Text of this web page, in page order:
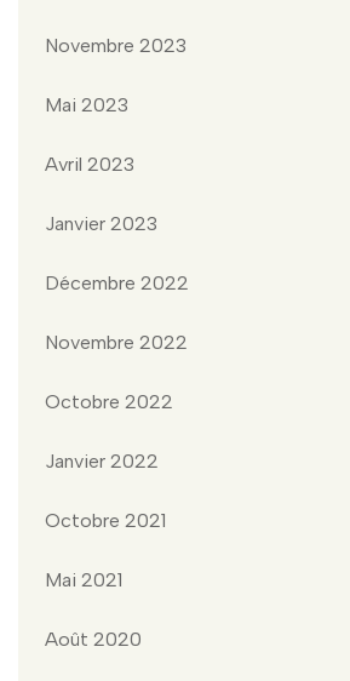
Novembre 2023
Mai 2023
Avril 2023
Janvier 2023
Décembre 2022
Novembre 2022
Octobre 2022
Janvier 2022
Octobre 2021
Mai 2021
Août 2020